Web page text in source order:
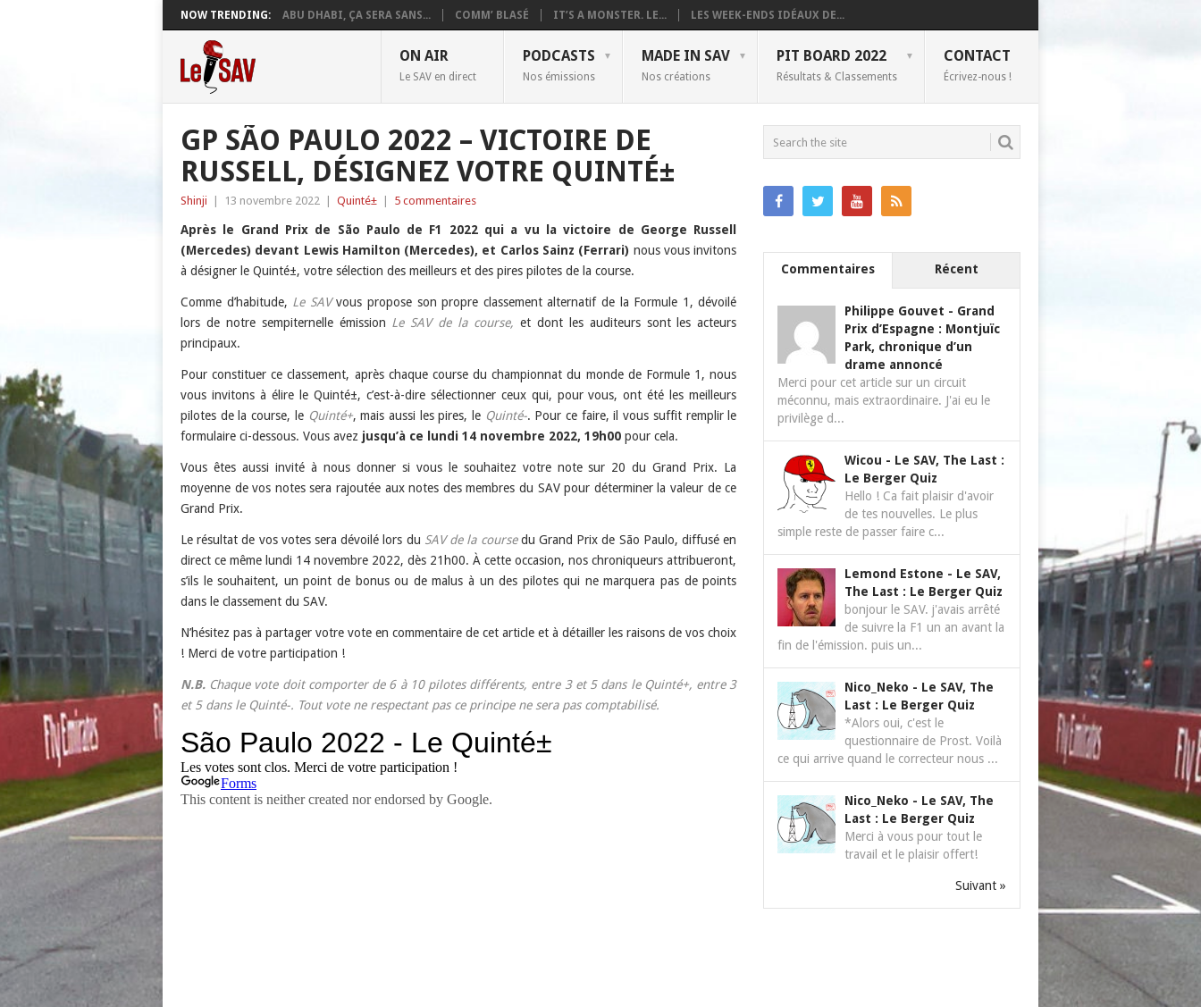
NOW TRENDING: ABU DHABI, ÇA SERA SANS... COMM’ BLASÉ IT’S A MONSTER. LE... LES WEEK-ENDS IDÉAUX DE...
ON AIR
Le SAV en direct
PODCASTS
Nos émissions
MADE IN SAV
Nos créations
PIT BOARD 2022
Résultats & Classements
CONTACT
Écrivez-nous !
GP SÃO PAULO 2022 – VICTOIRE DE
RUSSELL, DÉSIGNEZ VOTRE QUINTÉ±
Shinji 13 novembre 2022 Quinté± 5 commentaires
Après le Grand Prix de São Paulo de F1 2022 qui a vu la victoire de George Russell
(Mercedes) devant Lewis Hamilton (Mercedes), et Carlos Sainz (Ferrari) nous vous invitons
à désigner le Quinté±, votre sélection des meilleurs et des pires pilotes de la course.
Comme d’habitude, Le SAVvous propose son propre classement alternatif de la Formule 1, dévoilé
lors de notre sempiternelle émission Le SAV de la course, et dont les auditeurs sont les acteurs
principaux.
Pour constituer ce classement, après chaque course du championnat du monde de Formule 1, nous
vous invitons à élire le Quinté±, c’est-à-dire sélectionner ceux qui, pour vous, ont été les meilleurs
pilotes de la course, le Quinté+, mais aussi les pires, le Quinté-. Pour ce faire, il vous suffit remplir le
formulaire ci-dessous. Vous avez jusqu’à ce lundi 14 novembre 2022, 19h00 pour cela.
Vous êtes aussi invité à nous donner si vous le souhaitez votre note sur 20 du Grand Prix. La
moyenne de vos notes sera rajoutée aux notes des membres du SAV pour déterminer la valeur de ce
Grand Prix.
Le résultat de vos votes sera dévoilé lors du SAV de la coursedu Grand Prix de São Paulo, diffusé en
direct ce même lundi 14 novembre 2022, dès 21h00. À cette occasion, nos chroniqueurs attribueront,
s’ils le souhaitent, un point de bonus ou de malus à un des pilotes qui ne marquera pas de points
dans le classement du SAV.
N’hésitez pas à partager votre vote en commentaire de cet article et à détailler les raisons de vos choix
! Merci de votre participation !
N.B. Chaque vote doit comporter de 6 à 10 pilotes différents, entre 3 et 5 dans le Quinté+, entre 3
et 5 dans le Quinté-. Tout vote ne respectant pas ce principe ne sera pas comptabilisé.
Commentaires Récent
Philippe Gouvet - Grand
Prix d’Espagne : Montjuïc
Park, chronique d’un
drame annoncé
Merci pour cet article sur un circuit
méconnu, mais extraordinaire. J'ai eu le
privilège d...
Wicou - Le SAV, The Last :
Le Berger Quiz
Hello ! Ca fait plaisir d'avoir
de tes nouvelles. Le plus
simple reste de passer faire c...
Lemond Estone - Le SAV,
The Last : Le Berger Quiz
bonjour le SAV. j'avais arrêté
de suivre la F1 un an avant la
fin de l'émission. puis un...
Nico_Neko - Le SAV, The
Last : Le Berger Quiz
*Alors oui, c'est le
questionnaire de Prost. Voilà
ce qui arrive quand le correcteur nous ...
Nico_Neko - Le SAV, The
Last : Le Berger Quiz
Merci à vous pour tout le
travail et le plaisir offert!
Suivant »